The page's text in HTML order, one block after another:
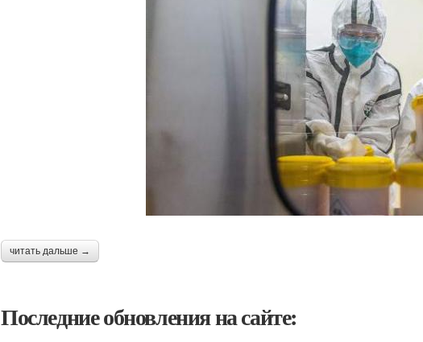
читать дальше →
Последние обновления на сайте: